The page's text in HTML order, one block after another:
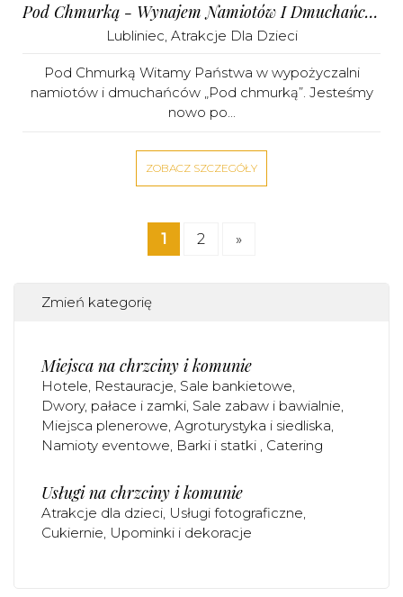
Pod Chmurką - Wynajem Namiotów I Dmuchańców
Lubliniec, Atrakcje Dla Dzieci
Pod Chmurką Witamy Państwa w wypożyczalni
namiotów i dmuchańców „Pod chmurką”. Jesteśmy
nowo po...
ZOBACZ SZCZEGÓŁY
1 2 »
Zmień kategorię
Miejsca na chrzciny i komunie
Hotele Restauracje Sale bankietowe
Dwory, pałace i zamki Sale zabaw i bawialnie
Miejsca plenerowe Agroturystyka i siedliska
Namioty eventowe Barki i statki Catering
Usługi na chrzciny i komunie
Atrakcje dla dzieci Usługi fotograficzne
Cukiernie Upominki i dekoracje